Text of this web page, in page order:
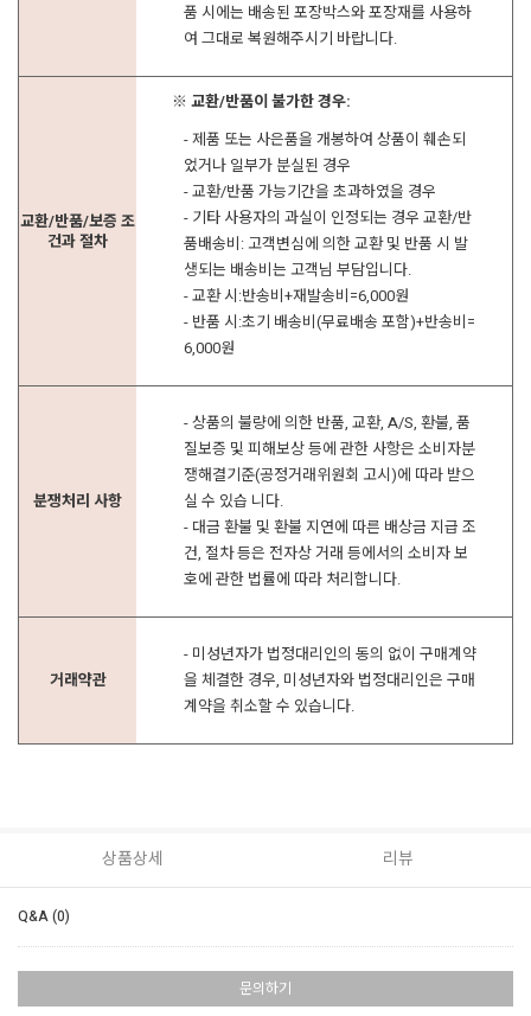
품 시에는 배송된 포장박스와 포장재를 사용하
여 그대로 복원해주시기 바랍니다.
교환/반품/보증 조
건과 절차
※ 교환/반품이 불가한 경우:
- 제품 또는 사은품을 개봉하여 상품이 훼손되
었거나 일부가 분실된 경우
- 교환/반품 가능기간을 초과하였을 경우
- 기타 사용자의 과실이 인정되는 경우 교환/반
품배송비: 고객변심에 의한 교환 및 반품 시 발
생되는 배송비는 고객님 부담입니다.
- 교환 시:반송비+재발송비=6,000원
- 반품 시:초기 배송비(무료배송 포함)+반송비=
6,000원
분쟁처리 사항
- 상품의 불량에 의한 반품, 교환, A/S, 환불, 품
질보증 및 피해보상 등에 관한 사항은 소비자분
쟁해결기준(공정거래위원회 고시)에 따라 받으
실 수 있습 니다.
- 대금 환불 및 환불 지연에 따른 배상금 지급 조
건, 절차 등은 전자상 거래 등에서의 소비자 보
호에 관한 법률에 따라 처리합니다.
거래약관
- 미성년자가 법정대리인의 동의 없이 구매계약
을 체결한 경우, 미성년자와 법정대리인은 구매
계약을 취소할 수 있습니다.
상품상세 리뷰
Q&A (0)
문의하기